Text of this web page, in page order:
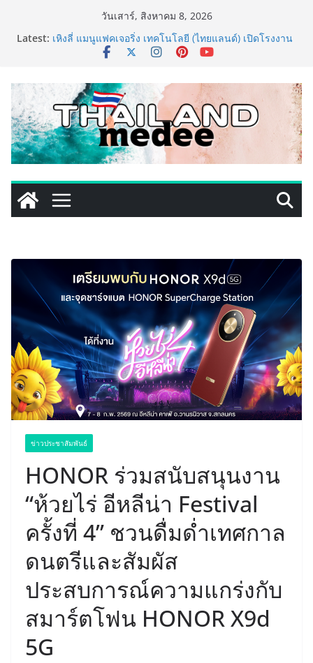
วันเสาร์, สิงหาคม 8, 2026
Latest: เหิงลี่ แมนูแฟคเจอริ่ง เทคโนโลยี (ไทยแลนด์) เปิดโรงงาน
แห่งใหม่ในชลบุรี เดินหน้าขยายฐานการผลิตสู่เอเชียตะวัน
LORDNINE จัดศึกคนดังสายเกม ไทย ปะทะ ฟิลิปปินส์ ใน
“Rise of the Tenth Lord” เปิดสงครามกิลด์ข้ามประเทศ
ฉลองเซิร์ฟเวอร์ใหม่ เฮเลนา
PIPPER STANDARD® เปิดตัวแชมพูอาบน้ำ และ โฟมอาบ
แห้งสัตว์เลี้ยง ชูนวัตกรรมพลังธรรมชาติ “Zero-Residue”
เลียขนได้ ปลอดภัย ไร้สารตกค้าง
เริ่มแล้ว! อ.ต.ก.แฟร์ 4 ภาค @ภาคกลาง “มนต์เสน่ห์เกษตร
ไทย สู่ใจกลางมหานคร” ชวนชิม ช้อป สินค้าเกษตร
คุณภาพจากทั่วไทย วันนี้ – 8 สิงหาคมนี้ ณ ลานคนเมือง
ททท. ประกาศความสำเร็จ Village to the World Season
5 ผนึก 9 พันธมิตร ขับเคลื่อน ESG Tourism สืบสานพระ
ข่าวประชาสัมพันธ์
HONOR ร่วมสนับสนุนงาน
“ห้วยไร่ อีหลีน่า Festival
ครั้งที่ 4” ชวนดื่มด่ำเทศกาล
ดนตรีและสัมผัส
ประสบการณ์ความแกร่งกับ
สมาร์ตโฟน HONOR X9d
5G